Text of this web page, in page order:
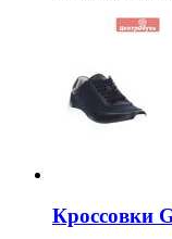
Кроссовки